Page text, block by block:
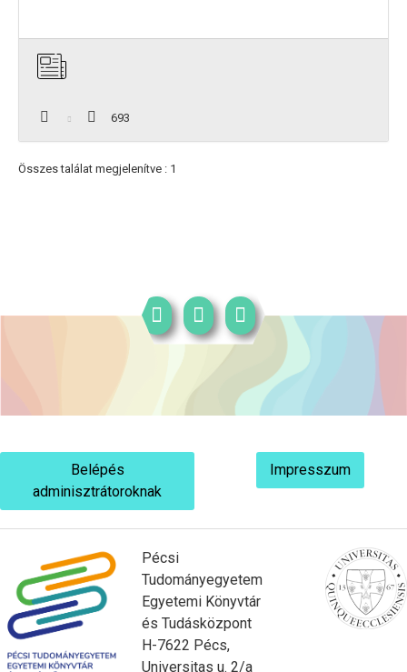
693
Összes találat megjelenítve : 1
Belépés
adminisztrátoroknak
Impresszum
Pécsi
Tudományegyetem
Egyetemi Könyvtár
és Tudásközpont
H-7622 Pécs,
Universitas u. 2/a